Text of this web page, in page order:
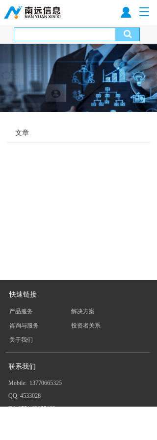
T
g
l
e
n
a
v
i
g
i
文章
快速链接
产品服务 解决方案
咨询与服务 投资者关系
关于我们
联系我们
Mobile: 13770665325
QQ: 4533028
Tel: 0551-63855182